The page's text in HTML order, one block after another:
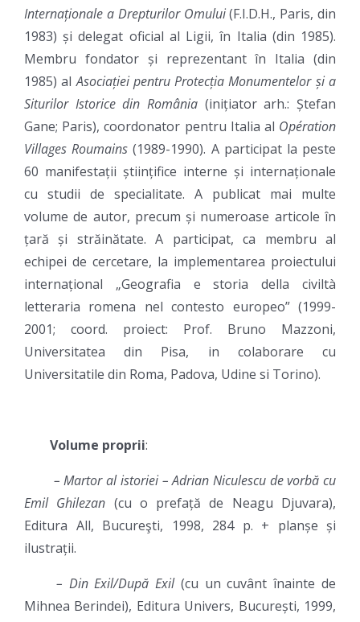
Internaționale a Drepturilor Omului(F.I.D.H., Paris, din
1983) și delegat oficial al Ligii, în Italia (din 1985).
Membru fondator și reprezentant în Italia (din
1985) alAsociației pentru Protecția Monumentelor și a
Siturilor Istorice din România (inițiator arh.: Ștefan
Gane; Paris), coordonator pentru Italia al Opération
Villages Roumains (1989-1990). A participat la peste
60 manifestații științifice interne și internaționale
cu studii de specialitate. A publicat mai multe
volume de autor, precum și numeroase articole în
țară și străinătate. A participat, ca membru al
echipei de cercetare, la implementarea proiectului
internațional „Geografia e storia della civiltà
letteraria romena nel contesto europeo” (1999-
2001; coord. proiect: Prof. Bruno Mazzoni,
Universitatea din Pisa, in colaborare cu
Universitatile din Roma, Padova, Udine si Torino).
Volume proprii:
– Martor al istoriei – Adrian Niculescu de vorbă cu
Emil Ghilezan (cu o prefață de Neagu Djuvara),
Editura All, Bucureşti, 1998, 284 p. + planșe și
ilustrații.
– Din Exil/După Exil(cu un cuvânt înainte de
Mihnea Berindei), Editura Univers, București, 1999,